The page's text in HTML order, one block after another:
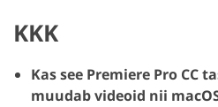
KKK
Kas see Premiere Pro CC
muudab videoid nii